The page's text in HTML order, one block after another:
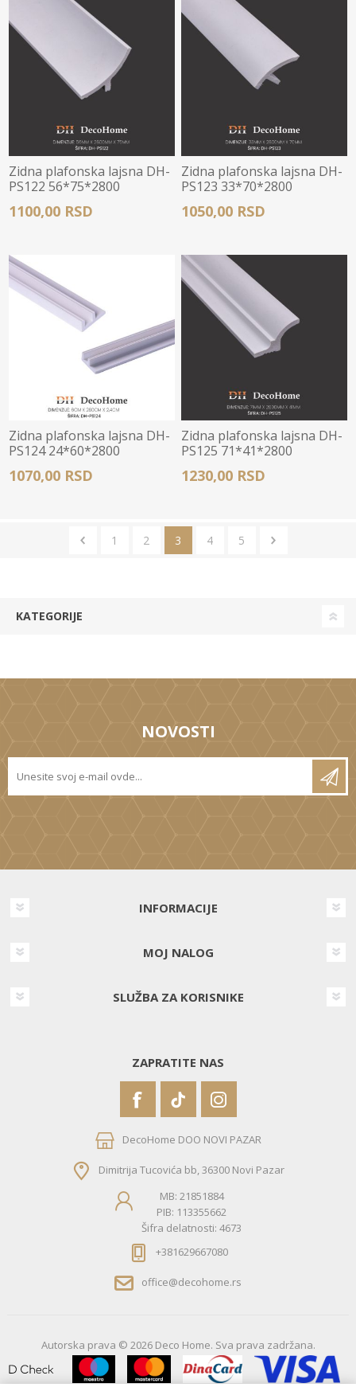
Zidna plafonska lajsna DH-
PS122 56*75*2800
1100,00 RSD
Zidna plafonska lajsna DH-
PS123 33*70*2800
1050,00 RSD
Zidna plafonska lajsna DH-
PS124 24*60*2800
1070,00 RSD
Zidna plafonska lajsna DH-
PS125 71*41*2800
1230,00 RSD
1 2 3 4 5
KATEGORIJE
NOVOSTI
INFORMACIJE
MOJ NALOG
SLUŽBA ZA KORISNIKE
ZAPRATITE NAS
DecoHome DOO NOVI PAZAR
Dimitrija Tucovića bb, 36300 Novi Pazar
MB: 21851884
PIB: 113355662
Šifra delatnosti: 4673
+381629667080
office@decohome.rs
Autorska prava © 2026 Deco Home. Sva prava zadržana.